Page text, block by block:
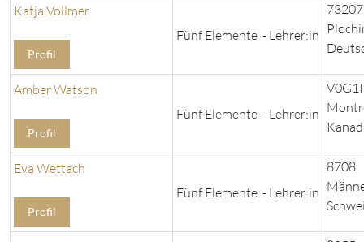
Katja Vollmer
Profil
Fünf Elemente - Lehrer:in
73207
Amber Watson
Profil
Fünf Elemente - Lehrer:in
Eva Wettach
Profil
Fünf Elemente - Lehrer:in
8708